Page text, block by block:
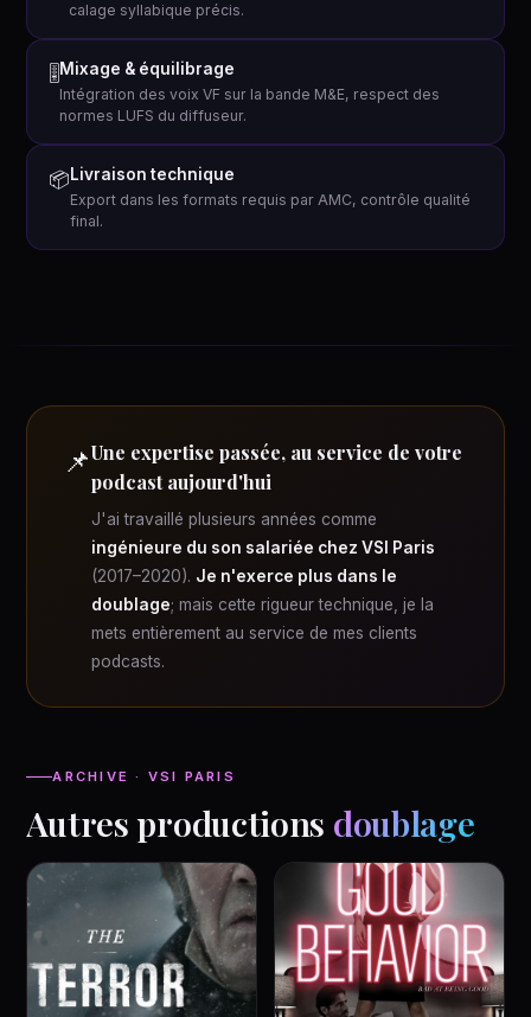
calage syllabique précis.
🎚 Mixage & équilibrage
Intégration des voix VF sur la bande M&E, respect des
normes LUFS du diffuseur.
📦Livraison technique
Export dans les formats requis par AMC, contrôle qualité
final.
📌Une expertise passée, au service de votre
podcast aujourd'hui
J'ai travaillé plusieurs années comme
ingénieure du son salariée chez VSI Paris
(2017–2020). Je n'exerce plus dans le
doublage; mais cette rigueur technique, je la
mets entièrement au service de mes clients
podcasts.
ARCHIVE · VSI PARIS
Autres productions doublage